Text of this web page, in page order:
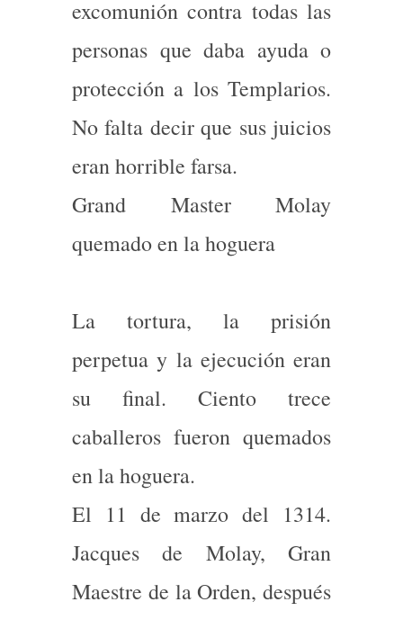
excomunión contra todas las
personas que daba ayuda o
protección a los Templarios.
No falta decir que sus juicios
eran horrible farsa.
Grand Master Molay
quemado en la hoguera
La tortura, la prisión
perpetua y la ejecución eran
su final. Ciento trece
caballeros fueron quemados
en la hoguera.
El 11 de marzo del 1314.
Jacques de Molay, Gran
Maestre de la Orden, después